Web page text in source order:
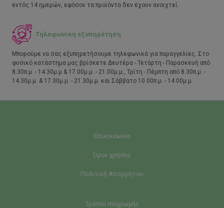
εντός 14 ημερών, εφόσον τα προϊόντα δεν έχουν ανοιχτεί.
Τηλεφωνική εξυπηρέτηση
Μπορούμε να σας εξυπηρετήσουμε τηλεφωνικά για παραγγελίες. Στο
φυσικό κατάστημα μας βρίσκετε Δευτέρα - Τετάρτη - Παρασκευή από
8.30π.μ. - 14.30μ.μ & 17.00μ.μ. - 21.00μ.μ., Τρίτη - Πέμπτη από 8.30π.μ. -
14.30μ.μ. & 17.30μ.μ. - 21.30μ.μ. και Σάββατο 10.00π.μ. - 14.00μ.μ.
Επικοινωνία
Όροι χρήσης
Πολιτική Απορρήτου
Τρόποι πληρωμής